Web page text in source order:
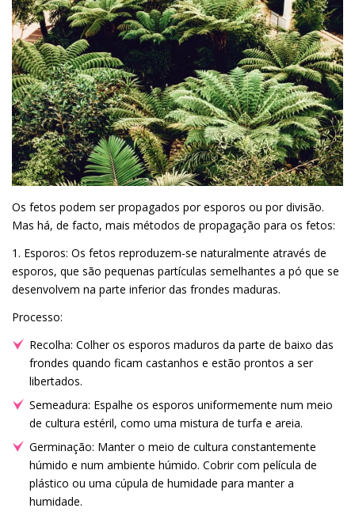
Os fetos podem ser propagados por esporos ou por divisão.
Mas há, de facto, mais métodos de propagação para os fetos:
1. Esporos: Os fetos reproduzem-se naturalmente através de
esporos, que são pequenas partículas semelhantes a pó que se
desenvolvem na parte inferior das frondes maduras.
Processo:
Recolha: Colher os esporos maduros da parte de baixo das
frondes quando ficam castanhos e estão prontos a ser
libertados.
Semeadura: Espalhe os esporos uniformemente num meio
de cultura estéril, como uma mistura de turfa e areia.
Germinação: Manter o meio de cultura constantemente
húmido e num ambiente húmido. Cobrir com película de
plástico ou uma cúpula de humidade para manter a
humidade.